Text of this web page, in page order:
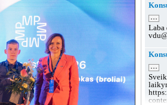
...
Laba
...